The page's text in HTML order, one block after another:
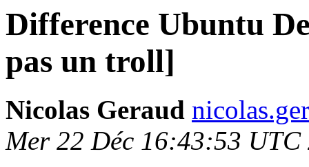
Difference Ubuntu
pas un troll]
Nicolas Geraud
Mer 22 Déc 16:43:53 UTC